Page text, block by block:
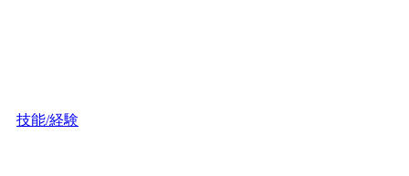
技能/経験